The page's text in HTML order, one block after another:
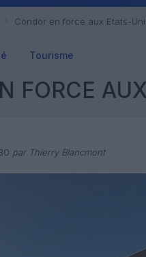
Condor en force aux Etats-
Tourisme
FORCE
par Thierry Blancmont